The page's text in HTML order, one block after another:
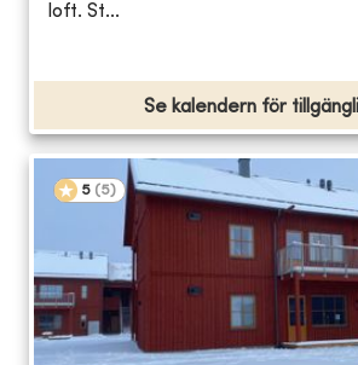
loft. St...
Se kalendern för
5 (5)